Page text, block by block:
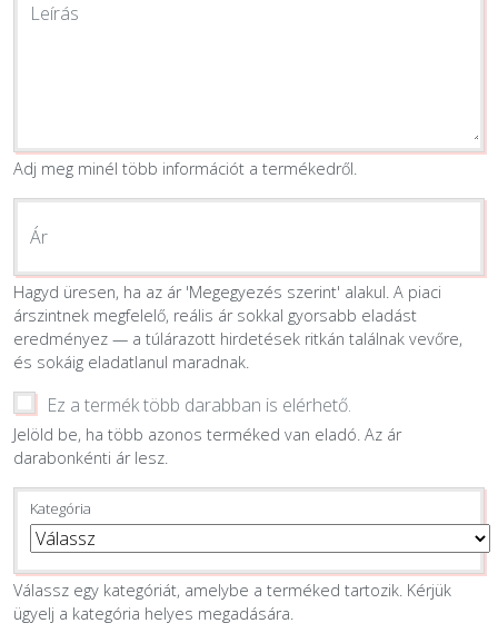
Leírás
Adj meg minél több információt a termékedről.
Ár
Hagyd üresen, ha az ár 'Megegyezés szerint' alakul. A piaci
árszintnek megfelelő, reális ár sokkal gyorsabb eladást
eredményez — a túlárazott hirdetések ritkán találnak vevőre,
és sokáig eladatlanul maradnak.
Ez a termék több darabban is elérhető.
Jelöld be, ha több azonos terméked van eladó. Az ár
darabonkénti ár lesz.
Kategória
Válassz egy kategóriát, amelybe a terméked tartozik. Kérjük
ügyelj a kategória helyes megadására.